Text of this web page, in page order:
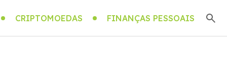
CRIPTOMOEDAS FINANÇAS PESSOAIS